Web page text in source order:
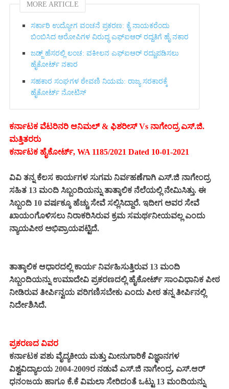
MORE ARTICLE
ಸರ್ಕಾರಿ ಉದ್ಯೋಗ ವಂಚನೆ ಪ್ರಕರಣ: ಕೈ ನಾಯಕರೆಂದು
ಬಿಂಬಿಸಿದ ಆರೋಪಿಗಳ ವಿರುದ್ಧ ಎಫ್‌ಐಆರ್ ರದ್ದತಿಗೆ ಹೈ ನಕಾರ
ಜಡ್ಜ್ ಹೆಸರಲ್ಲಿ ಲಂಚ: ವಕೀಲನ ಎಫ್‌ಐಆರ್ ರದ್ದುಪಡಿಸಲು
ಹೈಕೋರ್ಟ್ ನಕಾರ
ಸಹಕಾರ ಸಂಘಗಳ ಠೇವಣಿ ನಿಯಮ: ರಾಜ್ಯ ಸರಕಾರಕ್ಕೆ
ಹೈಕೋರ್ಟ್ ನೋಟಿಸ್
ಕರ್ನಾಟಕ ವೆಟರಿನರಿ ಆನಿಮಲ್ & ಫಿಶರೀಸ್ Vs ನಾಗೇಂದ್ರ ಎಸ್.ಜಿ.
ಮತ್ತಿತರರು
ಕರ್ನಾಟಕ ಹೈಕೋರ್ಟ್, WA 1185/2021 Dated 10-01-2021
ವಿವಿ ತನ್ನ ಕೆಲಸ ಕಾರ್ಯಗಳ ಸುಗಮ ನಿರ್ವಹಣೆಗಾಗಿ ಎಸ್.ಜಿ ನಾಗೇಂದ್ರ
ಸಹಿತ 13 ಮಂದಿ ಸಿಬ್ಬಂದಿಯನ್ನು ತಾತ್ಕಾಲಿಕ ನೆಲೆಯಲ್ಲಿ ನೇಮಿಸಿತ್ತು. ಈ
ಸಿಬ್ಬಂದಿ 10 ವರ್ಷಕ್ಕೂ ಹೆಚ್ಚು ಸೇವೆ ಸಲ್ಲಿಸಿದ್ದಾರೆ. ಇದೀಗ ಅವರ ಸೇವೆ
ಖಾಯಂಗೊಳಿಸಲು ನಿರಾಕರಿಸಿರುವ ಕ್ರಮ ಸಮರ್ಥನೀಯವಲ್ಲ ಎಂದು
ನ್ಯಾಯಪೀಠ ಅಭಿಪ್ರಾಯಪಟ್ಟಿದೆ.
ತಾತ್ಕಾಲಿಕ ಆಧಾರದಲ್ಲಿ ಕಾರ್ಯ ನಿರ್ವಹಿಸುತ್ತಿರುವ 13 ಮಂದಿ
ಸಿಬ್ಬಂದಿಯನ್ನು ಉಮಾದೇವಿ ಪ್ರಕರಣದಲ್ಲಿ ಹೈಕೋರ್ಟ್ ಸಾಂವಿಧಾನಿಕ ಪೀಠ
ನೀಡಿರುವ ತೀರ್ಪಿನ್ವಯ ಪರಿಗಣಿಸಬೇಕು ಎಂದು ಪೀಠ ತನ್ನ ತೀರ್ಪಿನಲ್ಲಿ
ನಿರ್ದೇಶಿಸಿದೆ.
ಪ್ರಕರಣದ ವಿವರ
ಕರ್ನಾಟಕ ಪಶು ವೈದ್ಯಕೀಯ ಮತ್ತು ಮೀನುಗಾರಿಕೆ ವಿಜ್ಞಾನಗಳ
ವಿಶ್ವವಿದ್ಯಾಲಯ 2004-2009ರ ನಡುವೆ ಎಸ್.ಜಿ ನಾಗೇಂದ್ರ, ಎಸ್.ಆರ್
ಧನಂಜಯ ಹಾಗೂ ಕೆ.ಕೆ ವಿಮಲಾ ಸೇರಿದಂತೆ ಒಟ್ಟು 13 ಮಂದಿಯನ್ನು